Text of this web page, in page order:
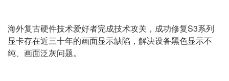
海外复古硬件技术爱好者完成技术攻关，成功修复S3系列
显卡存在近三十年的画面显示缺陷，解决设备黑色显示不
纯、画面泛灰问题。